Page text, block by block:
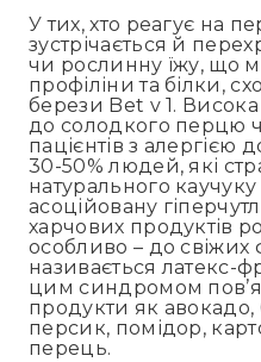
У тих, хто реагує на
зустрічається й
чи рослинну їжу, що
профіліни та білки,
берези Bet v 1. Висока
до солодкого перцю
пацієнтів з алергією
30-50% людей, які
натурального
асоційовану
харчових продуктів
особливо – до свіжих
називається латекс-
цим синдромом
продукти як авокадо,
персик, помідор,
перець.